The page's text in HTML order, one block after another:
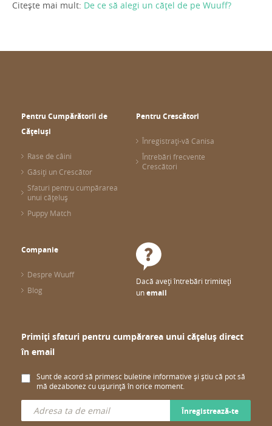
Citește mai mult: De ce să alegi un cățel de pe Wuuff?
Pentru Cumpărătorii de
Cățeluși
Rase de câini
Găsiți un Crescător
Sfaturi pentru cumpărarea
unui cățeluș
Puppy Match
Pentru Crescători
Înregistrați-vă Canisa
Întrebări frecvente
Crescători
Companie
Despre Wuuff
Blog
Dacă aveți întrebări trimiteți
unemail
Primiți sfaturi pentru cumpărarea unui cățeluș direct
în email
Sunt de acord să primesc buletine informative și știu că pot să
mă dezabonez cu ușurință în orice moment.
Înregistrează-te